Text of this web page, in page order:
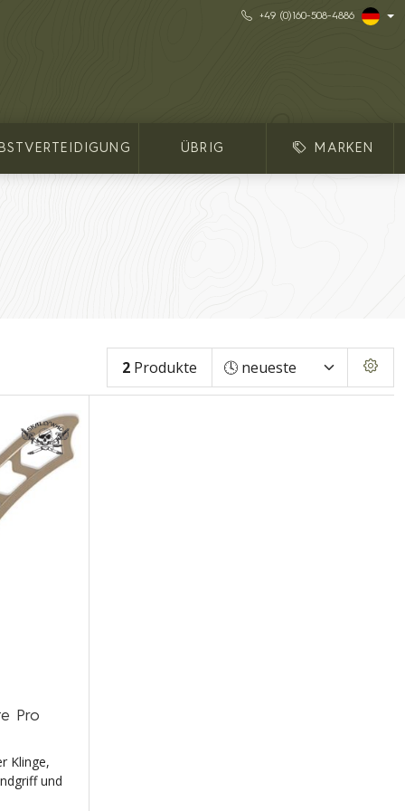
+49 (0)160-508-4886
ÜBRIG MARKEN
2 Produkte
Pro
Klinge,
und